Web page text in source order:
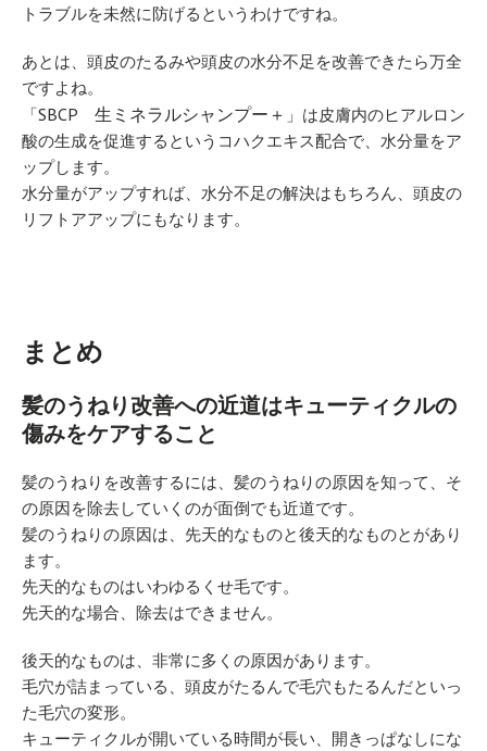
トラブルを未然に防げるというわけですね。
あとは、頭皮のたるみや頭皮の水分不足を改善できたら万全
ですよね。
「SBCP 生ミネラルシャンプー＋ 」は皮膚内のヒアルロン
酸の生成を促進するというコハクエキス配合で、水分量をア
ップします。
水分量がアップすれば、水分不足の解決はもちろん、頭皮の
リフトアアップにもなります。
まとめ
髪のうねり改善への近道はキューティクルの
傷みをケアすること
髪のうねりを改善するには、髪のうねりの原因を知って、そ
の原因を除去していくのが面倒でも近道です。
髪のうねりの原因は、先天的なものと後天的なものとがあり
ます。
先天的なものはいわゆるくせ毛です。
先天的な場合、除去はできません。
後天的なものは、非常に多くの原因があります。
毛穴が詰まっている、頭皮がたるんで毛穴もたるんだといっ
た毛穴の変形。
キューティクルが開いている時間が長い、開きっぱなしにな